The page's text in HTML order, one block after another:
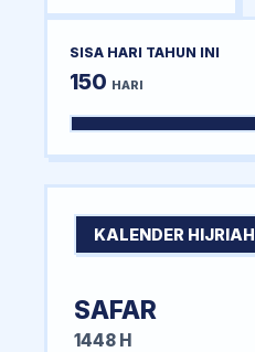
SISA HARI TAHUN INI
150 HARI
KALENDER HIJRIAH
SAFAR
1448 H